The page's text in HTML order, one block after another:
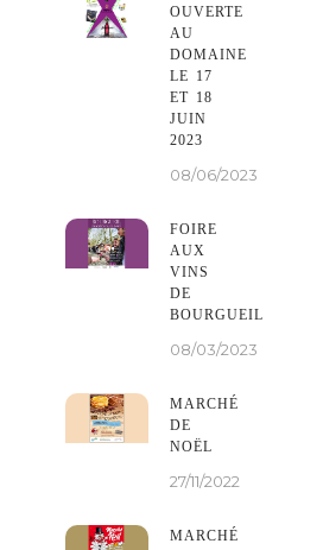
OUVERTE
AU
DOMAINE
LE 17
ET 18
JUIN
2023
08/06/2023
FOIRE
AUX
VINS
DE
BOURGUEIL
08/03/2023
MARCHÉ
DE
NOËL
27/11/2022
MARCHÉ